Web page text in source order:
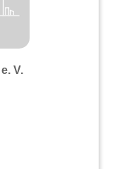
V.